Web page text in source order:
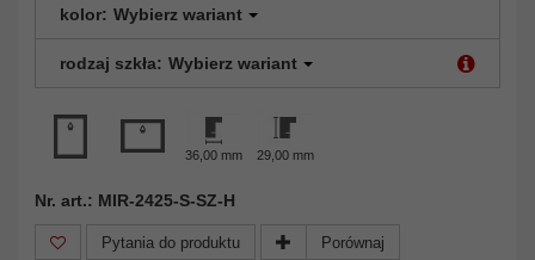
kolor: Wybierz wariant
rodzaj szkła: Wybierz wariant
36,00 mm 29,00 mm
Nr. art.: MIR-2425-S-SZ-H
Pytania do produktu Porównaj